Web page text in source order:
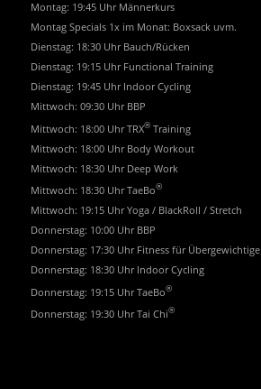
Montag: 19:45 Uhr Männerkurs
Montag Specials 1x im Monat: Boxsack uvm.
Dienstag: 18:30 Uhr Bauch/Rücken
Dienstag: 19:15 Uhr Functional Training
Dienstag: 19:45 Uhr Indoor Cycling
Mittwoch: 09:30 Uhr BBP
Mittwoch: 18:00 Uhr TRX®Training
Mittwoch: 18:00 Uhr Body Workout
Mittwoch: 18:30 Uhr Deep Work
Mittwoch: 18:30 Uhr TaeBo®
Mittwoch: 19:15 Uhr Yoga / BlackRoll / Stretch
Donnerstag: 10:00 Uhr BBP
Donnerstag: 17:30 Uhr Fitness für Übergewichtige
Donnerstag: 18:30 Uhr Indoor Cycling
Donnerstag: 19:15 Uhr TaeBo®
Donnerstag: 19:30 Uhr Tai Chi®